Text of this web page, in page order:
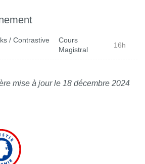
/ Contrastive
Cours
Magistral
16h
mise à jour le 18 décembre 2024